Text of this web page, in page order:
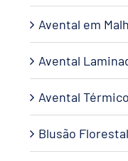
Avental em
Avental
Avental Térmico
Blusão Florestal